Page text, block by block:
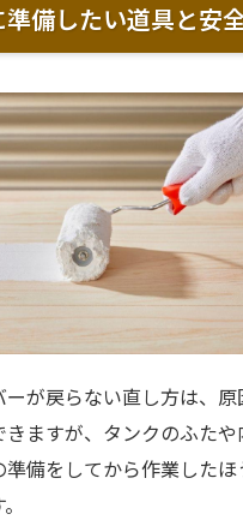
備したい道具と安
ーが戻らない直し方は、原
ますが、タンクのふたや
備をしてから作業したほ